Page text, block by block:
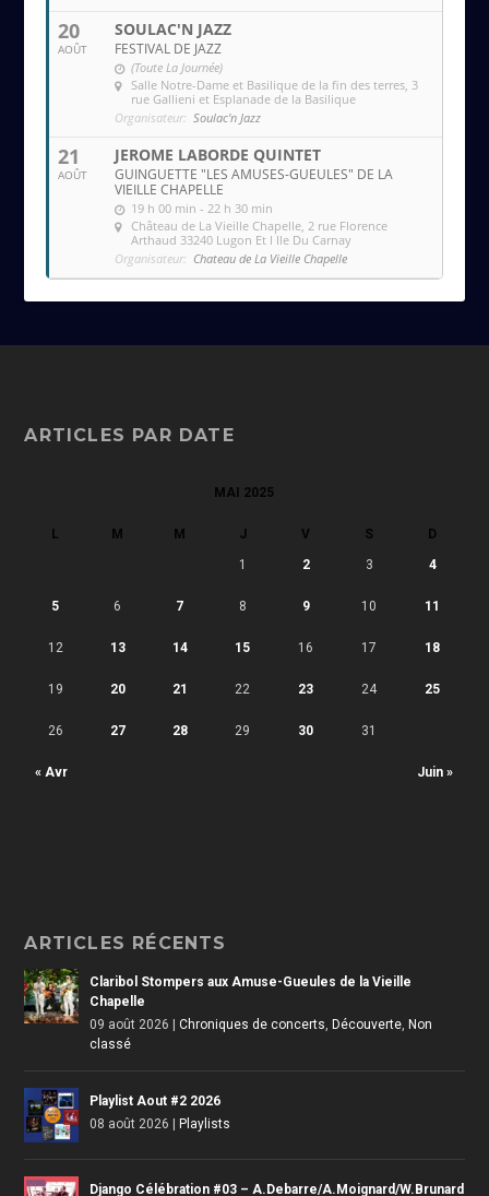
20
AOÛT
SOULAC'N JAZZ
FESTIVAL DE JAZZ
(Toute La Journée)
Salle Notre-Dame et Basilique de la fin des terres, 3
rue Gallieni et Esplanade de la Basilique
Organisateur: Soulac'n Jazz
21
AOÛT
JEROME LABORDE QUINTET
GUINGUETTE "LES AMUSES-GUEULES" DE LA
VIEILLE CHAPELLE
19 h 00 min - 22 h 30 min
Château de La Vieille Chapelle, 2 rue Florence
Arthaud 33240 Lugon Et l Ile Du Carnay
Organisateur: Chateau de La Vieille Chapelle
ARTICLES PAR DATE
MAI 2025
L M M J V S D
« Avr Juin »
1 2 3 4
5 6 7 8 9 10 11
12 13 14 15 16 17 18
19 20 21 22 23 24 25
26 27 28 29 30 31
ARTICLES RÉCENTS
Claribol Stompers aux Amuse-Gueules de la Vieille
Chapelle
09 août 2026
|Chroniques de concerts, Découverte, Non
classé
Playlist Aout #2 2026
08 août 2026
Playlists
Django Célébration #03 – A.Debarre/A.Moignard/W.Brunard